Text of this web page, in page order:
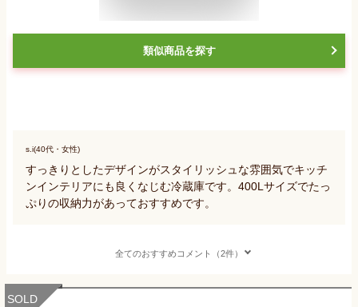
類似商品を探す
s.i(40代・女性)
すっきりとしたデザインがスタイリッシュな雰囲気でキッチ
ンインテリアにも良くなじむ冷蔵庫です。400Lサイズでたっ
ぷりの収納力があっておすすめです。
全てのおすすめコメント（2件）
SOLD